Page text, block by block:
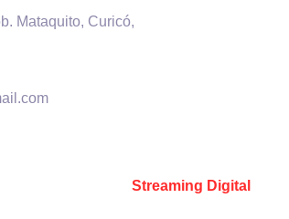
Mataquito, Curicó,
Streaming Digital